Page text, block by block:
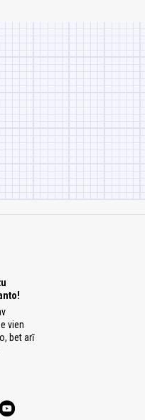
vien
bet arī